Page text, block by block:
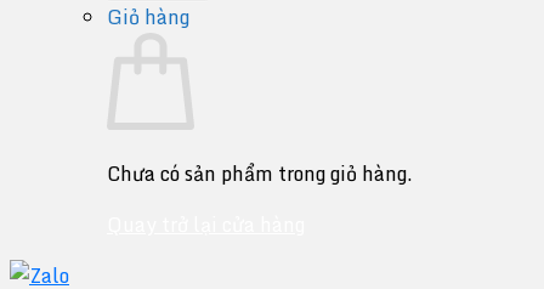
Giỏ hàng
Chưa có sản phẩm trong giỏ hàng.